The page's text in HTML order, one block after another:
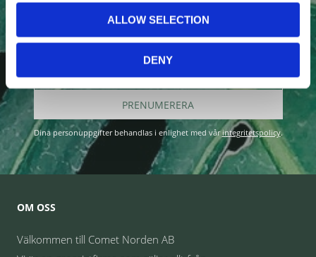
ALLOW SELECTION
DENY
PRENUMERERA
Dina personuppgifter behandlas i enlighet med vårintegritetspolicy.
OM OSS
Välkommen till Comet Norden AB